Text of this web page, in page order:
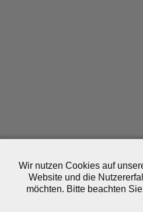
Wir nutzen Cookies auf
Website und die
möchten. Bitte beachten